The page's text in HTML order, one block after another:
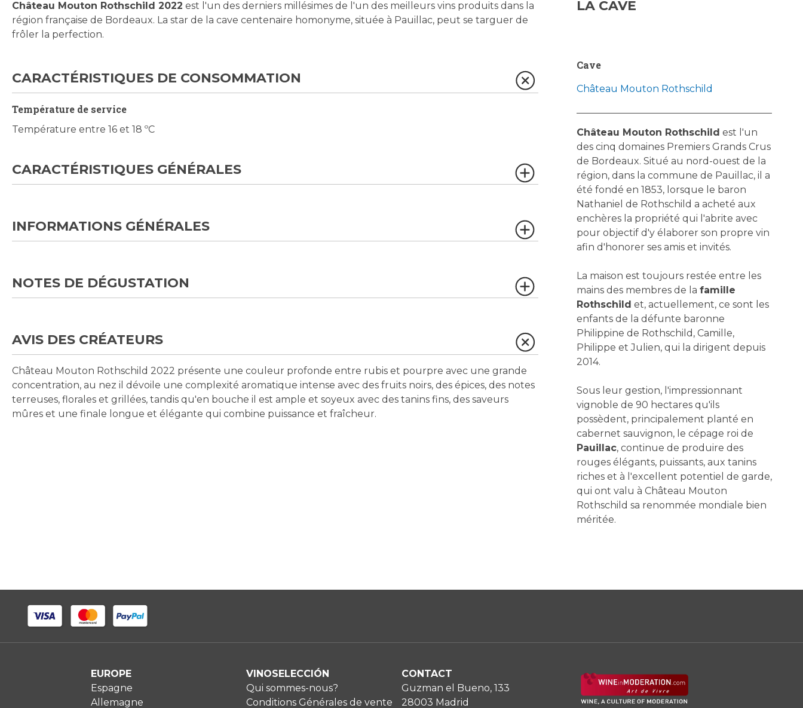
of
the
images
Château Mouton Rothschild 2022 est l'un des derniers millésimes de l'un des meilleurs vins produits dans la
région française de Bordeaux. La star de la cave centenaire homonyme, située à Pauillac, peut se targuer de
frôler la perfection.
CARACTÉRISTIQUES DE CONSOMMATION
Température de service
Température entre 16 et 18 ºC
CARACTÉRISTIQUES GÉNÉRALES
INFORMATIONS GÉNÉRALES
NOTES DE DÉGUSTATION
AVIS DES CRÉATEURS
Château Mouton Rothschild 2022 présente une couleur profonde entre rubis et pourpre avec une grande
concentration, au nez il dévoile une complexité aromatique intense avec des fruits noirs, des épices, des notes
terreuses, florales et grillées, tandis qu'en bouche il est ample et soyeux avec des tanins fins, des saveurs
mûres et une finale longue et élégante qui combine puissance et fraîcheur.
LA CAVE
Cave
Château Mouton Rothschild
Château Mouton Rothschild est l'un
des cinq domaines Premiers Grands Crus
de Bordeaux. Situé au nord-ouest de la
région, dans la commune de Pauillac, il a
été fondé en 1853, lorsque le baron
Nathaniel de Rothschild a acheté aux
enchères la propriété qui l'abrite avec
pour objectif d'y élaborer son propre vin
afin d'honorer ses amis et invités.
La maison est toujours restée entre les
mains des membres de la famille
Rothschild et, actuellement, ce sont les
enfants de la défunte baronne
Philippine de Rothschild, Camille,
Philippe et Julien, qui la dirigent depuis
2014.
Sous leur gestion, l'impressionnant
vignoble de 90 hectares qu'ils
possèdent, principalement planté en
cabernet sauvignon, le cépage roi de
Pauillac, continue de produire des
rouges élégants, puissants, aux tanins
riches et à l'excellent potentiel de garde,
qui ont valu à Château Mouton
Rothschild sa renommée mondiale bien
méritée.
EUROPE
Espagne
Allemagne
VINOSELECCIÓN
Qui sommes-nous?
Conditions Générales de vente
CONTACT
Guzman el Bueno, 133
28003 Madrid